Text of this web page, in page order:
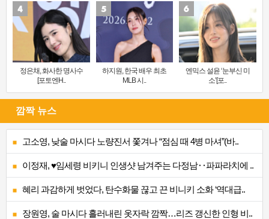
정은채, 화사한 명사수
[포토엔H..
하지원, 한국 배우 최초
MLB 시..
엔믹스 설윤 ‘눈부신 미
소’[포..
깜짝 뉴스
고소영, 낮술 마시다 노량진서 쫓겨나 “점심 때 4병 마셔”(바..
이정재, ♥임세령 비키니 인생샷 남겨주는 다정남‥파파라치에 ..
혜리 과감하게 벗었다, 탄수화물 끊고 끈 비니키 소화 ‘역대급..
장원영, 술 마시다 흘러내린 옷자락 깜짝…리즈 갱신한 인형 비..